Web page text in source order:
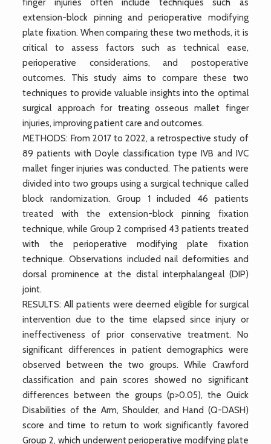
extension-block pinning and perioperative modifying
plate fixation. When comparing these two methods, it is
critical to assess factors such as technical ease,
perioperative considerations, and postoperative
outcomes. This study aims to compare these two
techniques to provide valuable insights into the optimal
surgical approach for treating osseous mallet finger
injuries, improving patient care and outcomes.
METHODS: From 2017 to 2022, a retrospective study of
89 patients with Doyle classification type IVB and IVC
mallet finger injuries was conducted. The patients were
divided into two groups using a surgical technique called
block randomization. Group 1 included 46 patients
treated with the extension-block pinning fixation
technique, while Group 2 comprised 43 patients treated
with the perioperative modifying plate fixation
technique. Observations included nail deformities and
dorsal prominence at the distal interphalangeal (DIP)
joint.
RESULTS: All patients were deemed eligible for surgical
intervention due to the time elapsed since injury or
ineffectiveness of prior conservative treatment. No
significant differences in patient demographics were
observed between the two groups. While Crawford
classification and pain scores showed no significant
differences between the groups (p>0.05), the Quick
Disabilities of the Arm, Shoulder, and Hand (Q-DASH)
score and time to return to work significantly favored
Group 2, which underwent perioperative modifying plate